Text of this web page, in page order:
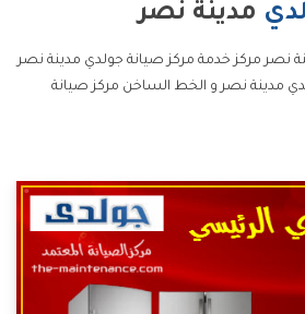
مدينة نصر
نصر مركز خدمة مركز صيانة جولدي مدينة نصر
مدينة نصر و الخط الساخن مركز صيانة